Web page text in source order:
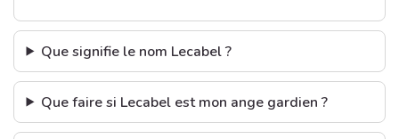
Que signifie le nom Lecabel ?
Que faire si Lecabel est mon ange gardien ?